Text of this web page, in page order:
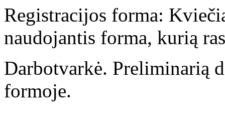
Registracijos forma:
naudojantis forma, kurią
Darbotvarkė. Preliminarią
formoje.